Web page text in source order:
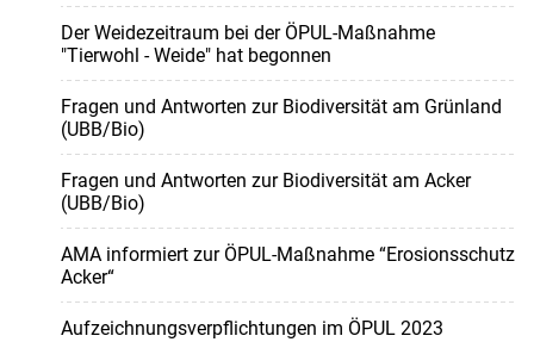
Der Weidezeitraum bei der ÖPUL-Maßnahme
"Tierwohl - Weide" hat begonnen
Fragen und Antworten zur Biodiversität am Grünland
(UBB/Bio)
Fragen und Antworten zur Biodiversität am Acker
(UBB/Bio)
AMA informiert zur ÖPUL-Maßnahme “Erosionsschutz
Acker“
Aufzeichnungsverpflichtungen im ÖPUL 2023